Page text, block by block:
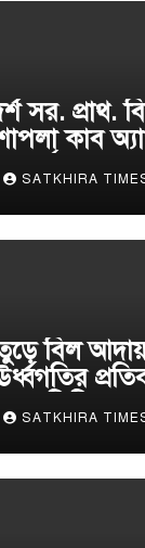
সর. প্রাথ.
কাব
SATKHIRA
বিল
SATKHIRA